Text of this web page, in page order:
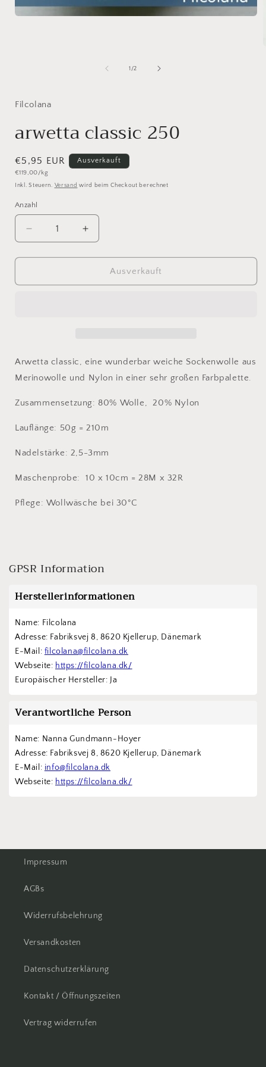
1 /von
2
Filcolana
arwetta classic 250
Normaler
Preis
€5,95 EUR
Grundpreis
€119,00/kg
Ausverkauft
Inkl. Steuern. Versand wird beim Checkout berechnet
Anzahl
Anzahl
Verringere
die
Menge
arwetta
Erhöhe
die
Menge
arwetta
Ausverkauft
Arwetta classic, eine wunderbar weiche Sockenwolle aus
Merinowolle und Nylon in einer sehr großen Farbpalette.
Zusammensetzung: 80% Wolle, 20% Nylon
Lauflänge: 50g = 210m
Nadelstärke: 2,5-3mm
Maschenprobe: 10 x 10cm = 28M x 32R
Pflege: Wollwäsche bei 30°C
GPSR Information
Herstellerinformationen
Name: Filcolana
Adresse: Fabriksvej 8, 8620 Kjellerup, Dänemark
E-Mail: filcolana@filcolana.dk
Webseite: https://filcolana.dk/
Europäischer Hersteller: Ja
Verantwortliche Person
Name: Nanna Gundmann-Hoyer
Adresse: Fabriksvej 8, 8620 Kjellerup, Dänemark
E-Mail: info@filcolana.dk
Webseite: https://filcolana.dk/
Impressum
AGBs
Widerrufsbelehrung
Versandkosten
Datenschutzerklärung
Kontakt / Öffnungszeiten
Vertrag widerrufen